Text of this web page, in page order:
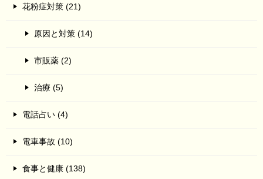
花粉症対策 (21)
原因と対策 (14)
市販薬 (2)
治療 (5)
電話占い (4)
電車事故 (10)
食事と健康 (138)